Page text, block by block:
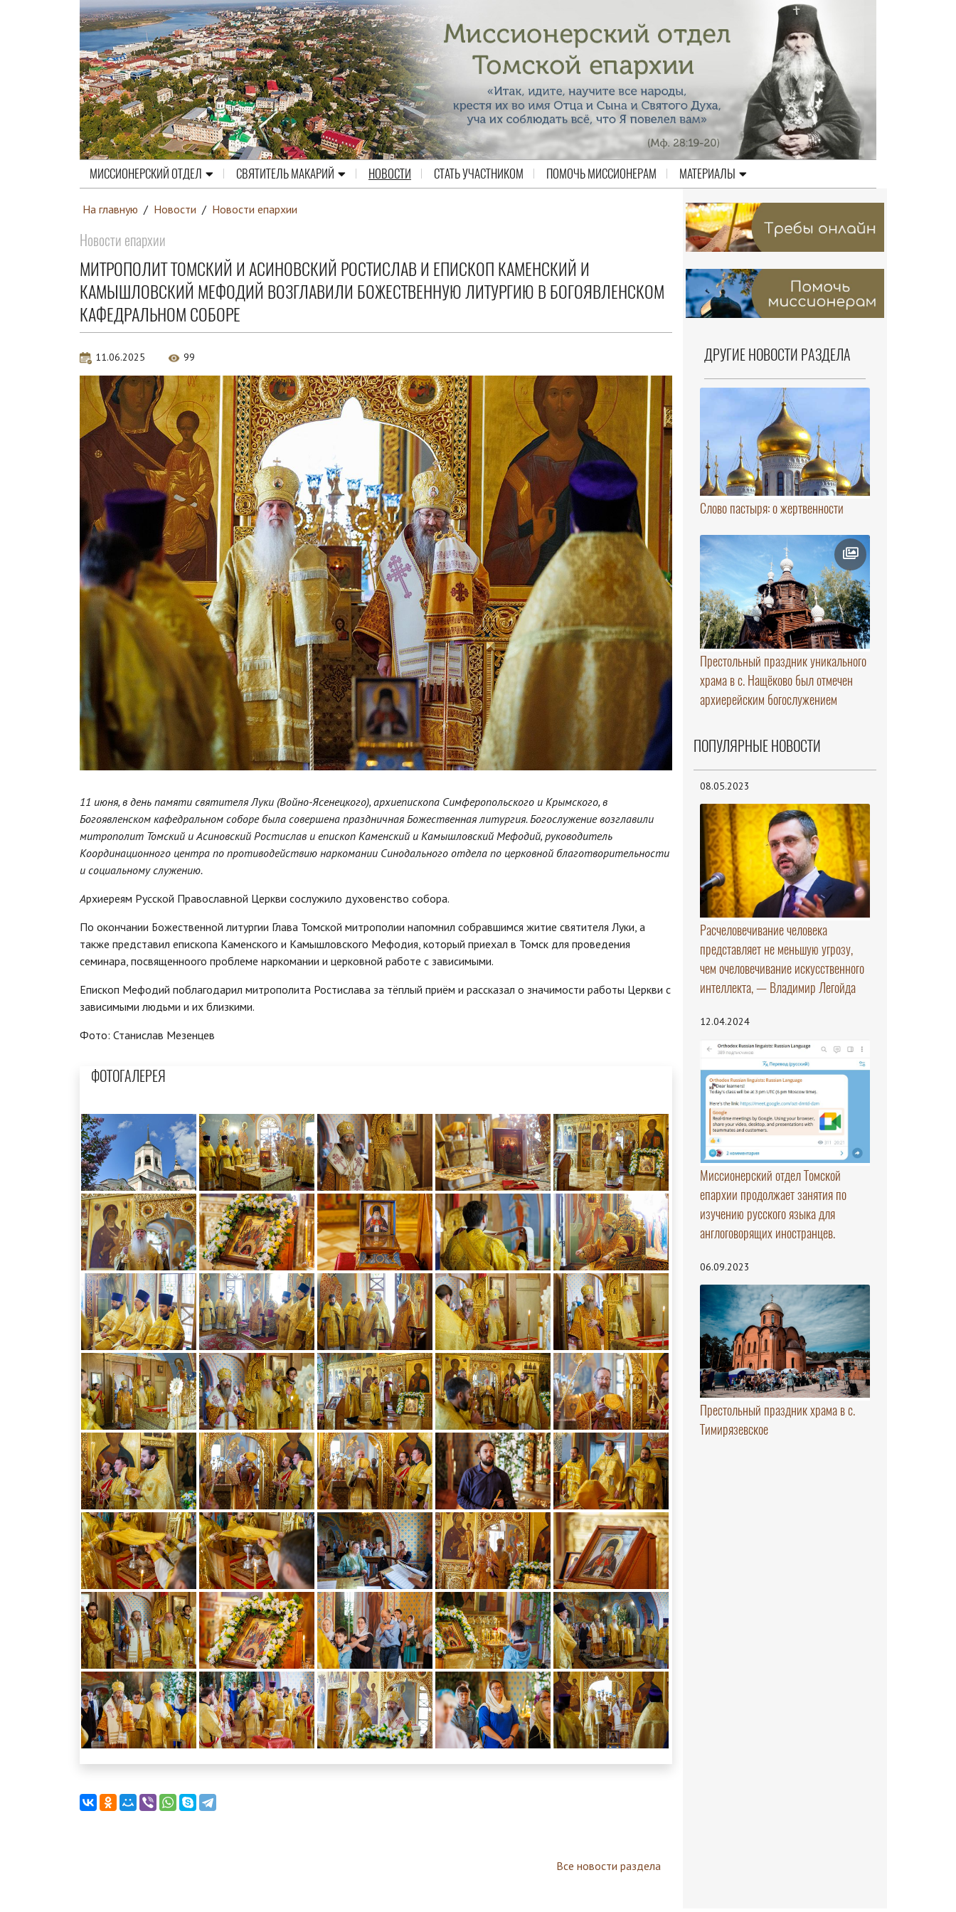
МИССИОНЕРСКИЙ ОТДЕЛ СВЯТИТЕЛЬ МАКАРИЙ НОВОСТИ СТАТЬ УЧАСТНИКОМ ПОМОЧЬ МИССИОНЕРАМ МАТЕРИАЛЫ
На главную / Новости / Новости епархии
Новости епархии
МИТРОПОЛИТ ТОМСКИЙ И АСИНОВСКИЙ РОСТИСЛАВ И ЕПИСКОП КАМЕНСКИЙ И
КАМЫШЛОВСКИЙ МЕФОДИЙ ВОЗГЛАВИЛИ БОЖЕСТВЕННУЮ ЛИТУРГИЮ В БОГОЯВЛЕНСКОМ
КАФЕДРАЛЬНОМ СОБОРЕ
11.06.2025 99
11 июня, в день памяти святителя Луки (Войно-Ясенецкого), архиепископа Симферопольского и Крымского, в
Богоявленском кафедральном соборе была совершена праздничная Божественная литургия. Богослужение возглавили
митрополит Томский и Асиновский Ростислав и епископ Каменский и Камышловский Мефодий, руководитель
Координационного центра по противодействию наркомании Синодального отдела по церковной благотворительности
и социальному служению.
Архиереям Русской Православной Церкви сослужило духовенство собора.
По окончании Божественной литургии Глава Томской митрополии напомнил собравшимся житие святителя Луки, а
также представил епископа Каменского и Камышловского Мефодия, который приехал в Томск для проведения
семинара, посвященноого проблеме наркомании и церковной работе с зависимыми.
Епископ Мефодий поблагодарил митрополита Ростислава за тёплый приём и рассказал о значимости работы Церкви с
зависимыми людьми и их близкими.
Фото: Станислав Мезенцев
ФОТОГАЛЕРЕЯ
Все новости раздела
ДРУГИЕ НОВОСТИ РАЗДЕЛА
Слово пастыря: о жертвенности
Престольный праздник уникального
храма в с. Нащёково был отмечен
архиерейским богослужением
ПОПУЛЯРНЫЕ НОВОСТИ
08.05.2023
Расчеловечивание человека
представляет не меньшую угрозу,
чем очеловечивание искусственного
интеллекта, — Владимир Легойда
12.04.2024
Миссионерский отдел Томской
епархии продолжает занятия по
изучению русского языка для
англоговорящих иностранцев.
06.09.2023
Престольный праздник храма в с.
Тимирязевское